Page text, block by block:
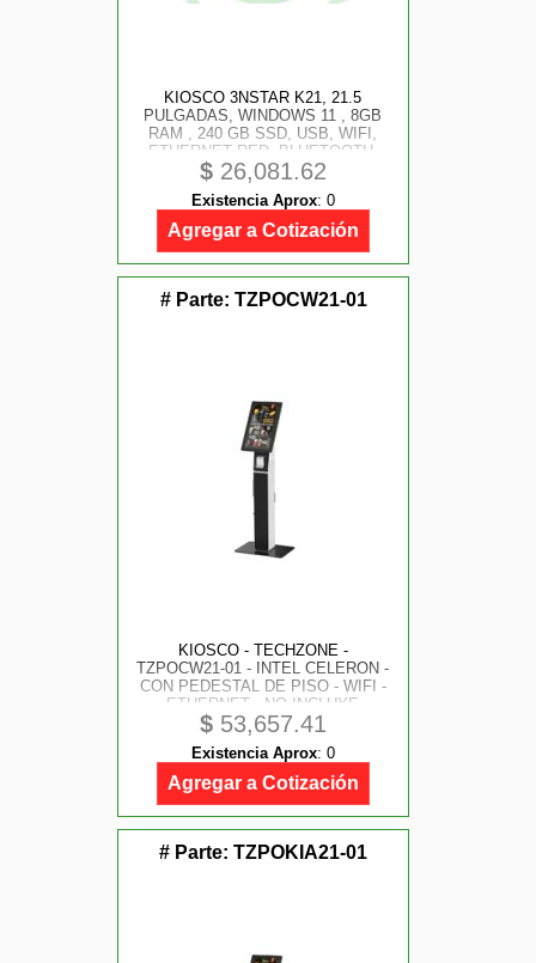
KIOSCO 3NSTAR K21, 21.5
PULGADAS, WINDOWS 11 , 8GB
RAM , 240 GB SSD, USB, WIFI,
ETHERNET RED, BLUETOOTH,
INTEL CELERON J6412 2.0 GHZ.
$ 26,081.62
Existencia Aprox: 0
Agregar a Cotización
# Parte: TZPOCW21-01
KIOSCO - TECHZONE -
TZPOCW21-01 - INTEL CELERON -
CON PEDESTAL DE PISO - WIFI -
ETHERNET - NO INCLUYE
IMPRESORA - NO INCLUYE
LICENCIAS
$ 53,657.41
Existencia Aprox: 0
Agregar a Cotización
# Parte: TZPOKIA21-01